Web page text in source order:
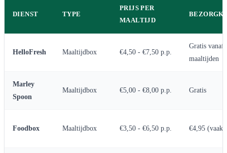
DIENST TYPE
PRIJS PER
MAALTIJD
HelloFresh Maaltijdbox €4,50 - €7,50 p.p.
Gratis vanaf
maaltijden
Marley
Spoon
Maaltijdbox €5,00 - €8,00 p.p. Gratis
Foodbox Maaltijdbox €3,50 - €6,50 p.p. €4,95 (vaak